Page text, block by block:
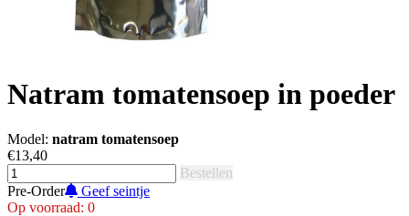
Natram tomatensoep in poeder
Model: natram tomatensoep
€13,40
Bestellen
Pre-Order
Geef seintje
Op voorraad: 0